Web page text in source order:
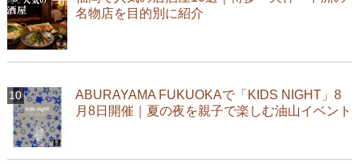
名物店を目的別に紹介
ABURAYAMA FUKUOKAで「KIDS NIGHT」8
月8日開催｜夏の夜を親子で楽しむ油山イベント